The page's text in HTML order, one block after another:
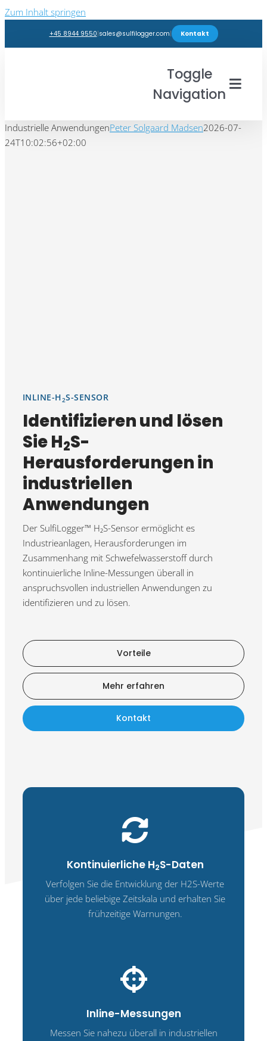
Zum Inhalt springen
+45 8944 9550|sales@sulfilogger.com| Kontakt
Toggle
Navigation
Branchen
Industrielle AnwendungenPeter Solgaard Madsen2026-07-
24T10:02:56+02:00
INLINE-H2S-SENSOR
Identifizieren und lösen
Sie H2S-
Herausforderungen in
industriellen
Anwendungen
Der SulfiLogger™ H₂S-Sensor ermöglicht es
Industrieanlagen, Herausforderungen im
Zusammenhang mit Schwefelwasserstoff durch
kontinuierliche Inline-Messungen überall in
anspruchsvollen industriellen Anwendungen zu
identifizieren und zu lösen.
Vorteile
Mehr erfahren
Kontakt
Kontinuierliche H2S-Daten
Verfolgen Sie die Entwicklung der H2S-Werte
über jede beliebige Zeitskala und erhalten Sie
frühzeitige Warnungen.
Inline-Messungen
Messen Sie nahezu überall in industriellen